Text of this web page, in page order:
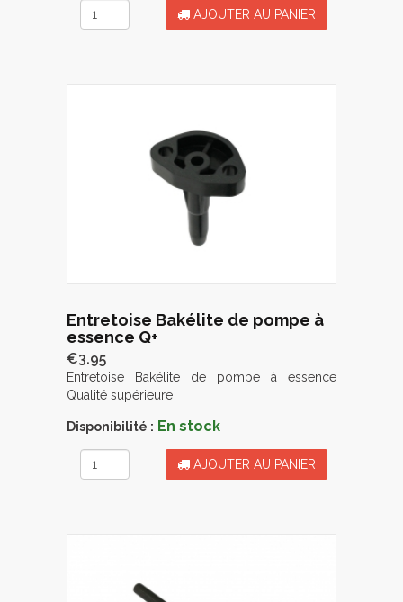
AJOUTER AU PANIER
Entretoise Bakélite de pompe à
essence Q+
€3.95
Entretoise Bakélite de pompe à essence
Qualité supérieure
Disponibilité : En stock
AJOUTER AU PANIER